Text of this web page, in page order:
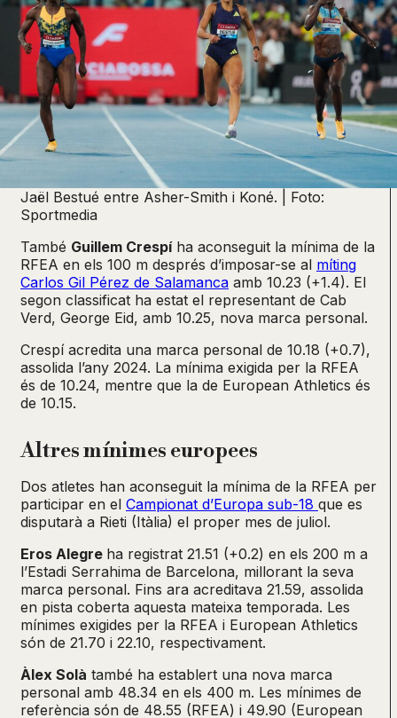
Jaël Bestué entre Asher-Smith i Koné. | Foto:
Sportmedia
També Guillem Crespíha aconseguit la mínima de la
RFEA en els 100 m després d’imposar-se al míting
Carlos Gil Pérez de Salamanca amb 10.23 (+1.4). El
segon classificat ha estat el representant de Cab
Verd, George Eid, amb 10.25, nova marca personal.
Crespí acredita una marca personal de 10.18 (+0.7),
assolida l’any 2024. La mínima exigida per la RFEA
és de 10.24, mentre que la de European Athletics és
de 10.15.
Altres mínimes europees
Dos atletes han aconseguit la mínima de la RFEA per
participar en el Campionat d’Europa sub-18 que es
disputarà a Rieti (Itàlia) el proper mes de juliol.
Eros Alegre ha registrat 21.51 (+0.2) en els 200 m a
l’Estadi Serrahima de Barcelona, millorant la seva
marca personal. Fins ara acreditava 21.59, assolida
en pista coberta aquesta mateixa temporada. Les
mínimes exigides per la RFEA i European Athletics
són de 21.70 i 22.10, respectivament.
Àlex Solà també ha establert una nova marca
personal amb 48.34 en els 400 m. Les mínimes de
referència són de 48.55 (RFEA) i 49.90 (European